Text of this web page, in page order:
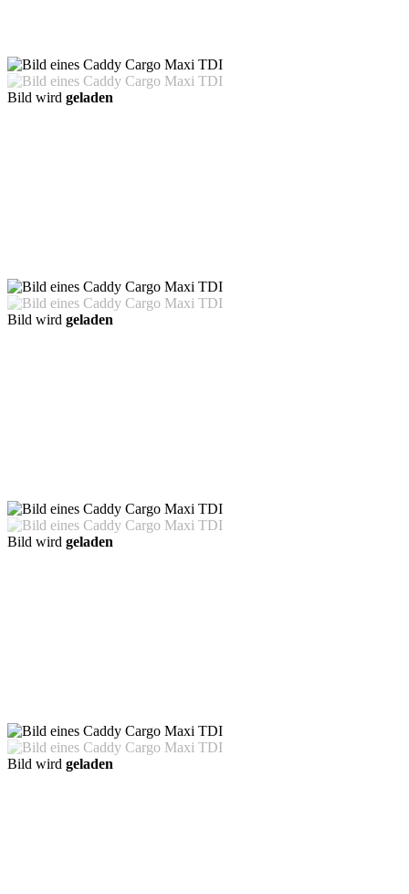
Bild wird geladen
Bild wird geladen
Bild wird geladen
Bild wird geladen